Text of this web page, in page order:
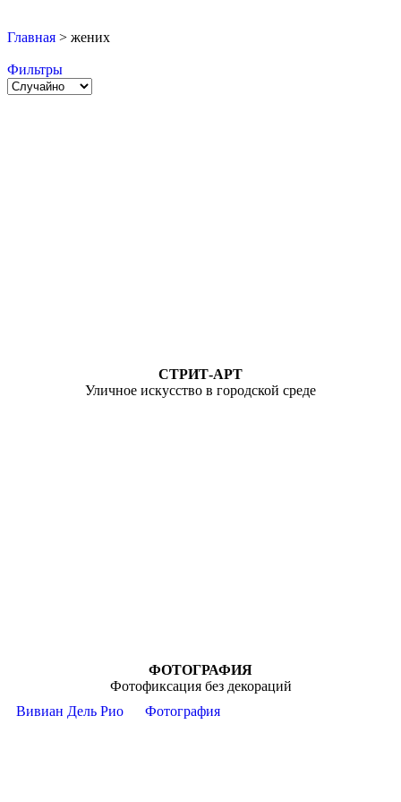
Главная > жених
Фильтры
СТРИТ-АРТ
Уличное искусство в городской среде
ФОТОГРАФИЯ
Фотофиксация без декораций
Вивиан Дель Рио
Фотография